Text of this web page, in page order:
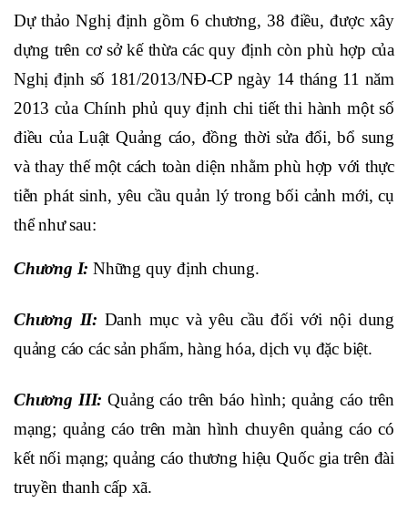
Dự thảo Nghị định gồm 6 chương, 38 điều, được xây
dựng trên cơ sở kế thừa các quy định còn phù hợp của
Nghị định số 181/2013/NĐ-CP ngày 14 tháng 11 năm
2013 của Chính phủ quy định chi tiết thi hành một số
điều của Luật Quảng cáo, đồng thời sửa đổi, bổ sung
và thay thế một cách toàn diện nhằm phù hợp với thực
tiễn phát sinh, yêu cầu quản lý trong bối cảnh mới, cụ
thể như sau:
Chương I: Những quy định chung.
Chương II: Danh mục và yêu cầu đối với nội dung
quảng cáo các sản phẩm, hàng hóa, dịch vụ đặc biệt.
Chương III: Quảng cáo trên báo hình; quảng cáo trên
mạng; quảng cáo trên màn hình chuyên quảng cáo có
kết nối mạng; quảng cáo thương hiệu Quốc gia trên đài
truyền thanh cấp xã.